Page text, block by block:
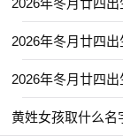
【元姝】 【
【冉婕】 【
【亦洋】 【
【云琪】 【
2026年冬月廿四
2026年冬月廿四
2026年冬月廿四
黄姓女孩取什么名